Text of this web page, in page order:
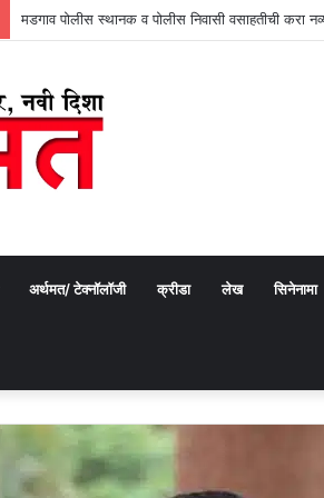
‘लहानपण देगा देवा’त रोहित खांडेकरची छाप
अर्थमत/ टेक्नॉलॉजी क्रीडा लेख सिनेनामा